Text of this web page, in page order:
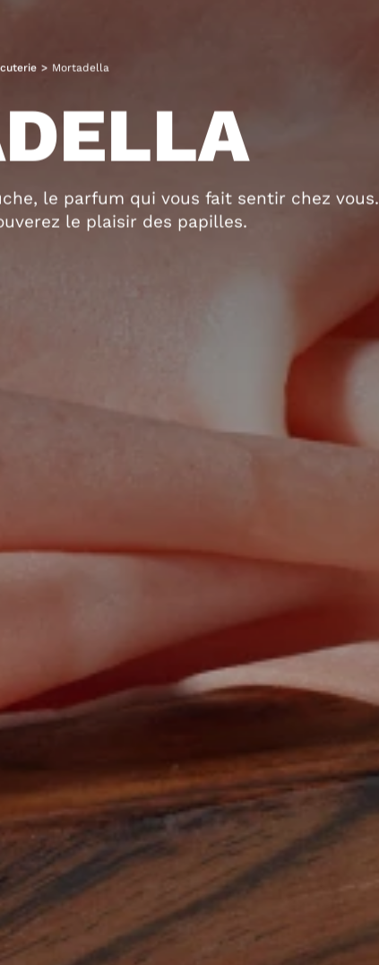
> Mortadella
le parfum qui vous fait sentir chez vous.
le plaisir des papilles.